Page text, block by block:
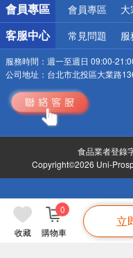
收藏 購物車
0
立
會員專區 會員專區
客服中心 常見問題
服務時間： 週一至週日 09:00-
公司地址： 台北市北投區大業路
食品業者登錄
Copyright©2026 Uni-